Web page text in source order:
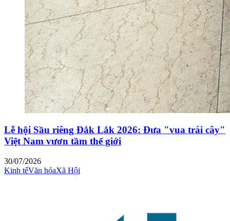
Lễ hội Sầu riêng Đắk Lắk 2026: Đưa "vua trái cây"
Việt Nam vươn tầm thế giới
30/07/2026
Kinh tếVăn hóaXã Hội